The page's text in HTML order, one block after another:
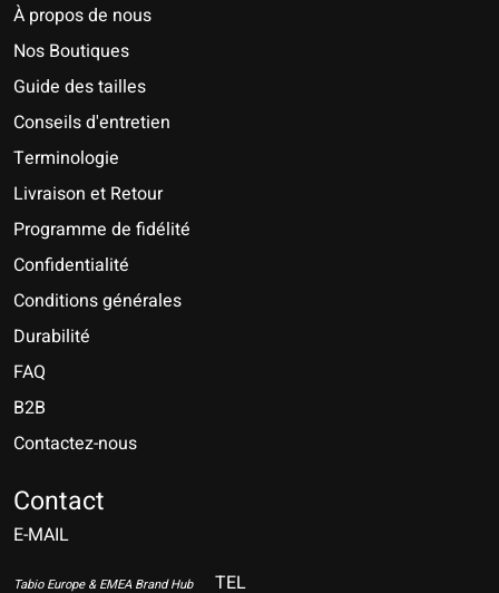
À propos de nous
Nos Boutiques
Guide des tailles
Conseils d'entretien
Terminologie
Livraison et Retour
Programme de fidélité
Confidentialité
Conditions générales
Durabilité
FAQ
B2B
Contactez-nous
Contact
E-MAIL
Tabio Europe & EMEA Brand Hub TEL